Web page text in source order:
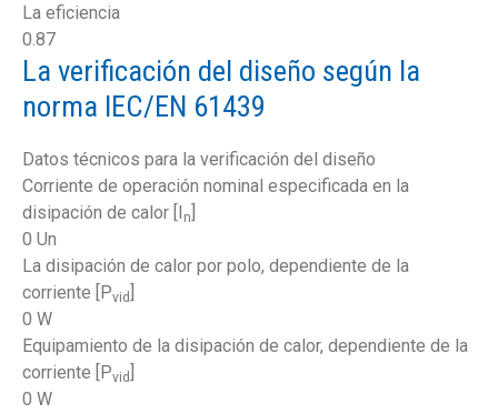
La eficiencia
0.87
La verificación del diseño según la
norma IEC/EN 61439
Datos técnicos para la verificación del diseño
Corriente de operación nominal especificada en la
disipación de calor [I n
0 Un
La disipación de calor por polo, dependiente de la
corriente [Pvid
0 W
Equipamiento de la disipación de calor, dependiente de la
corriente [Pvid
0 W